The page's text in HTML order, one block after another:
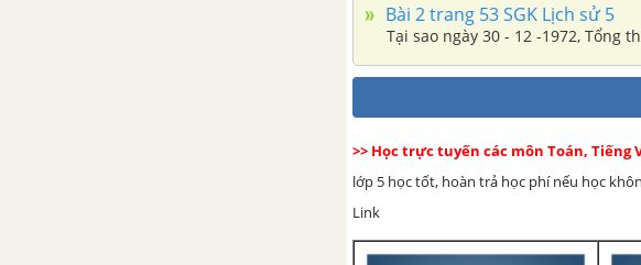
Bài 2 trang 53 SGK Lịch sử 5
Tại sao ngày 30 - 12 -1972, Tổng
>> Học trực tuyến các môn Toán, Tiếng
lớp 5 học tốt, hoàn trả học phí nếu học
Link